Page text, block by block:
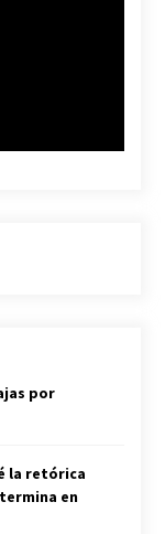
por
la retórica
en